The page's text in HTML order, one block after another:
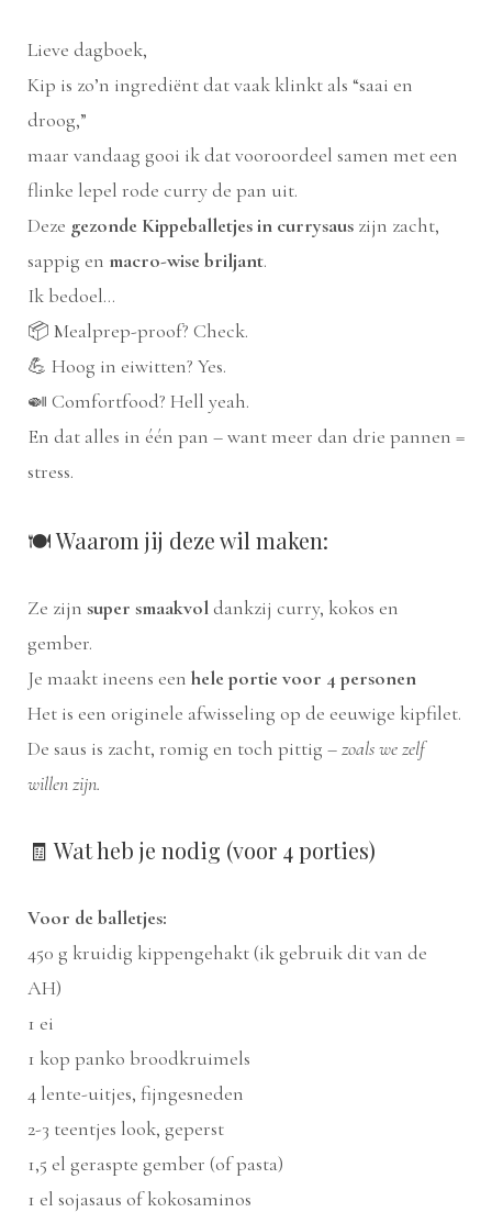
Lieve dagboek,
Kip is zo’n ingrediënt dat vaak klinkt als “saai en
droog,”
maar vandaag gooi ik dat vooroordeel samen met een
flinke lepel rode curry de pan uit.
Deze gezonde Kippeballetjes in currysaus zijn zacht,
sappig en macro-wise briljant.
Ik bedoel…
📦 Mealprep-proof? Check.
💪 Hoog in eiwitten? Yes.
🍛 Comfortfood? Hell yeah.
En dat alles in één pan – want meer dan drie pannen =
stress.
🍽️ Waarom jij deze wil maken:
Ze zijn super smaakvoldankzij curry, kokos en
gember.
Je maakt ineens een hele portie voor 4 personen
Het is een originele afwisseling op de eeuwige kipfilet.
De saus is zacht, romig en toch pittig –zoals we zelf
willen zijn.
🧾 Wat heb je nodig (voor 4 porties)
Voor de balletjes:
450 g kruidig kippengehakt (ik gebruik dit van de
AH)
1 ei
1 kop panko broodkruimels
4 lente-uitjes, fijngesneden
2-3 teentjes look, geperst
1,5 el geraspte gember (of pasta)
1 el sojasaus of kokosaminos